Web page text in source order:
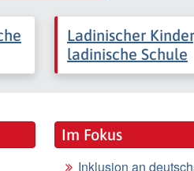
Ladinischer
ladinische Schule
Im Fokus
Inklusion an